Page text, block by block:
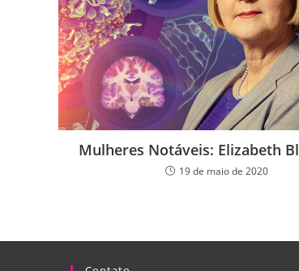
Mulheres Notáveis: Elizabeth
19 de maio de 2020